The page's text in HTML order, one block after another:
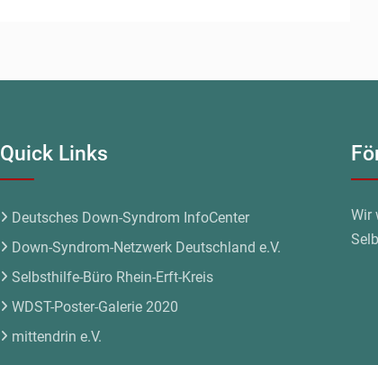
Quick Links
Deutsches Down-Syndrom InfoCenter
Down-Syndrom-Netzwerk Deutschland e.V.
Selbsthilfe-Büro Rhein-Erft-Kreis
WDST-Poster-Galerie 2020
mittendrin e.V.
Wir